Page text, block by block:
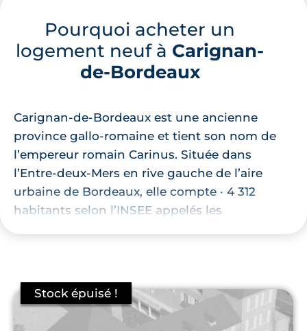
Pourquoi acheter un
logement neuf à Carignan-
de-Bordeaux
Carignan-de-Bordeaux est une ancienne
province gallo-romaine et tient son nom de
l’empereur romain Carinus. Située dans
l’Entre-deux-Mers en rive gauche de l’aire
urbaine de Bordeaux, elle compte · 4 312
habitants selon l’INSEE appelés les
propriétaires.
Cette commune est limitrophe à celles de